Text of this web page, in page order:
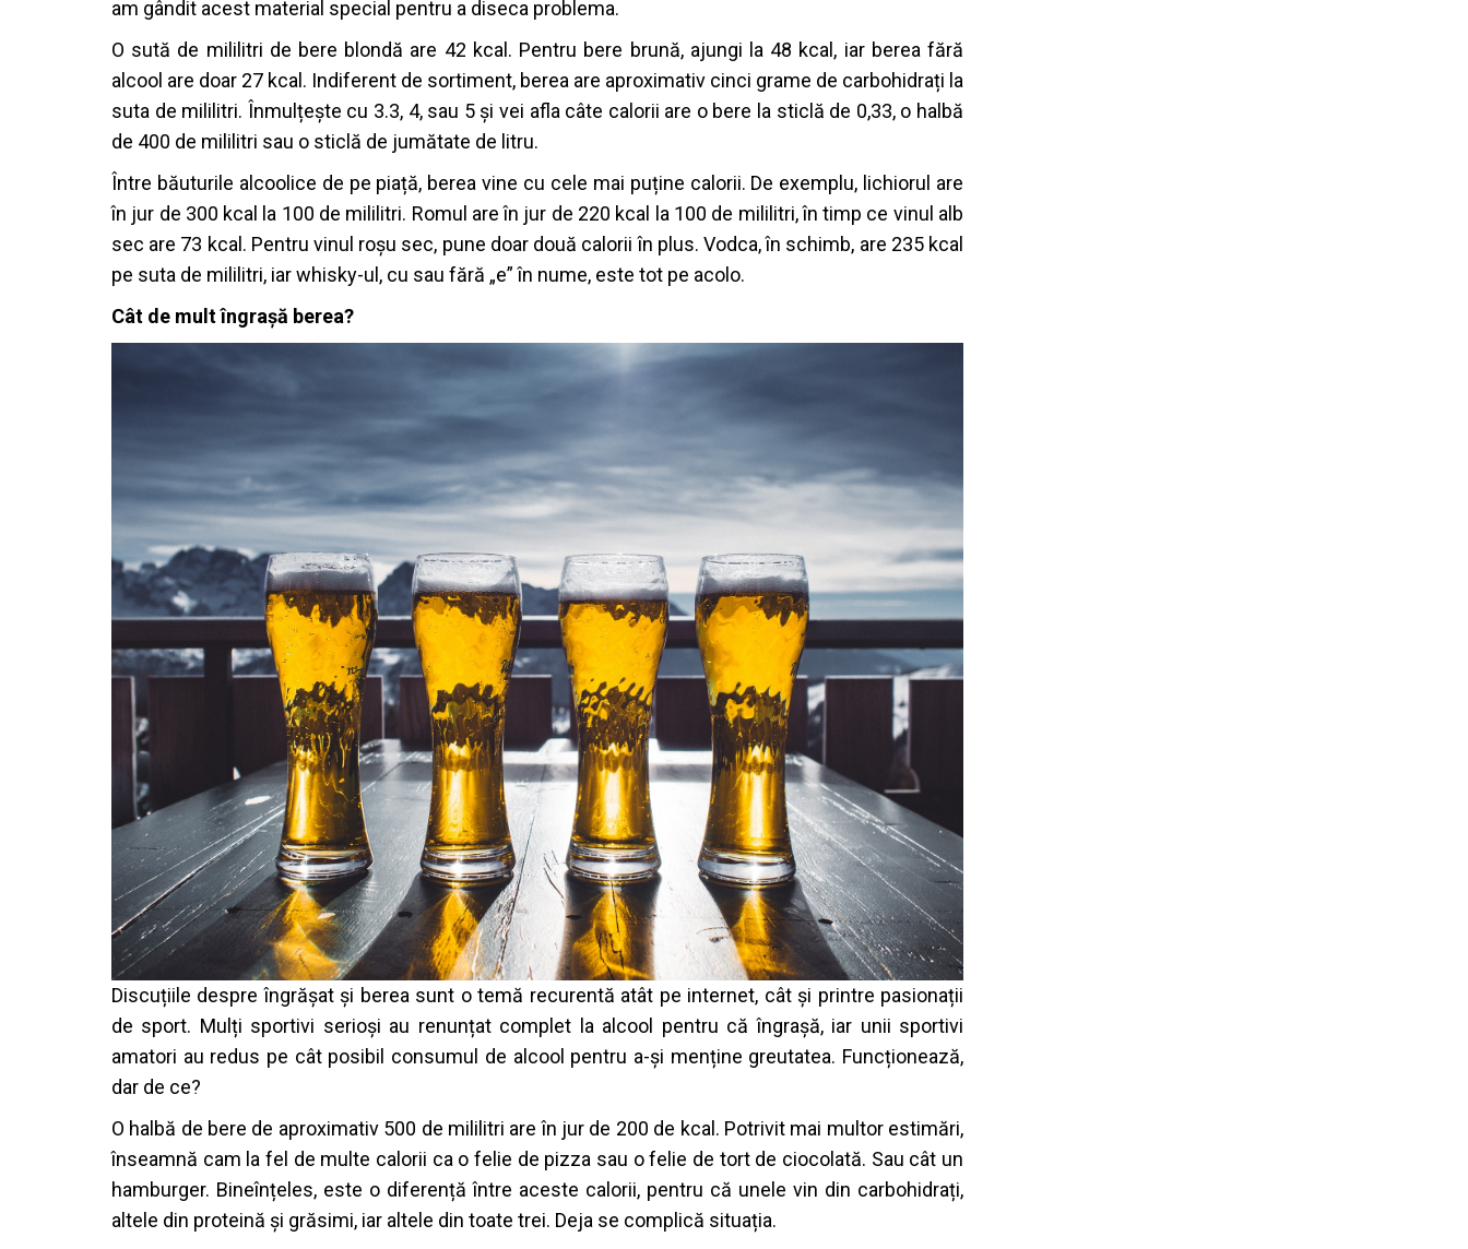
am gândit acest material special pentru a diseca problema.
O sută de mililitri de bere blondă are 42 kcal. Pentru bere brună, ajungi la 48 kcal, iar berea fără
alcool are doar 27 kcal. Indiferent de sortiment, berea are aproximativ cinci grame de carbohidrați la
suta de mililitri. Înmulțește cu 3.3, 4, sau 5 și vei afla câte calorii are o bere la sticlă de 0,33, o halbă
de 400 de mililitri sau o sticlă de jumătate de litru.
Între băuturile alcoolice de pe piață, berea vine cu cele mai puține calorii. De exemplu, lichiorul are
în jur de 300 kcal la 100 de mililitri. Romul are în jur de 220 kcal la 100 de mililitri, în timp ce vinul alb
sec are 73 kcal. Pentru vinul roșu sec, pune doar două calorii în plus. Vodca, în schimb, are 235 kcal
pe suta de mililitri, iar whisky-ul, cu sau fără „e” în nume, este tot pe acolo.
Cât de mult îngrașă berea?
Discuțiile despre îngrășat și berea sunt o temă recurentă atât pe internet, cât și printre pasionații
de sport. Mulți sportivi serioși au renunțat complet la alcool pentru că îngrașă, iar unii sportivi
amatori au redus pe cât posibil consumul de alcool pentru a-și menține greutatea. Funcționează,
dar de ce?
O halbă de bere de aproximativ 500 de mililitri are în jur de 200 de kcal. Potrivit mai multor estimări,
înseamnă cam la fel de multe calorii ca o felie de pizza sau o felie de tort de ciocolată. Sau cât un
hamburger. Bineînțeles, este o diferență între aceste calorii, pentru că unele vin din carbohidrați,
altele din proteină și grăsimi, iar altele din toate trei. Deja se complică situația.